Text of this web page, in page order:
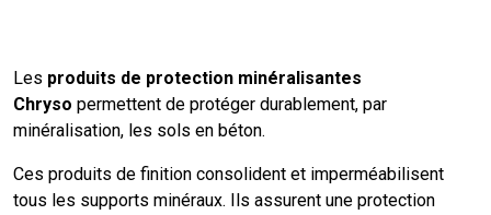
Les produits de protection minéralisantes
Chryso permettent de protéger durablement, par
minéralisation, les sols en béton.
Ces produits de finition consolident et imperméabilisent
tous les supports minéraux. Ils assurent une protection